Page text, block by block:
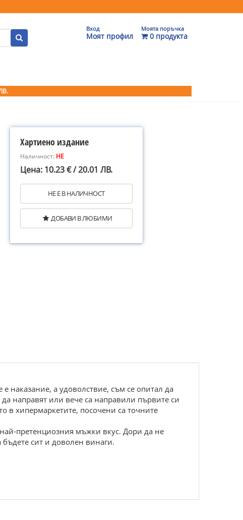
Вход
Моят профил
Моята поръчка
0 продукта
Хартиено издание
Наличност: НЕ
Цена: 10.23 € / 20.01 ЛВ.
НЕ Е В НАЛИЧНОСТ
ДОБАВИ В ЛЮБИМИ
наказание, а удоволствие, съм се опитал да
направят или вече са направили първите си
в хипермаркетите, посочени са точните
претенциозния мъжки вкус. Дори да не
бъдете сит и доволен винаги.